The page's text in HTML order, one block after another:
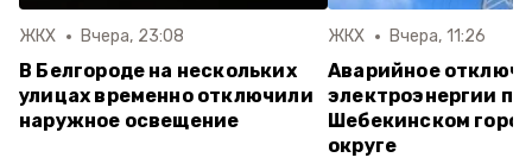
ЖКХ Вчера, 23:08
В Белгороде на нескольких
улицах временно отключили
наружное освещение
ЖКХ Вчера, 11:26
Аварийное
электроэнергии
Шебекинском
округе